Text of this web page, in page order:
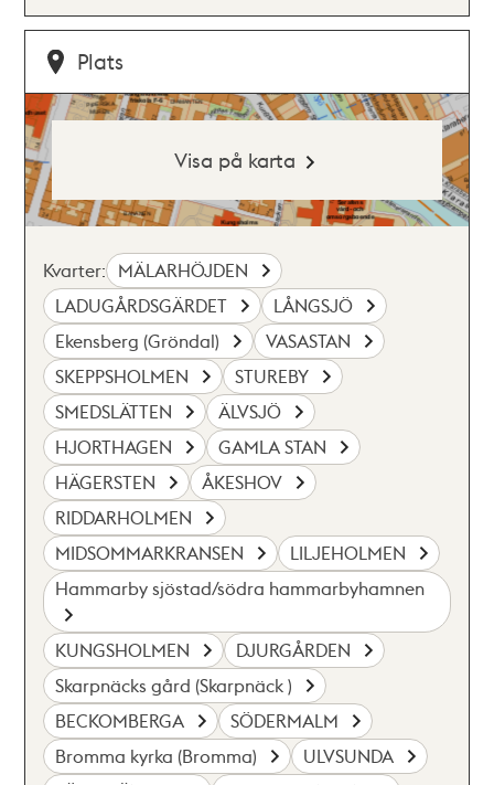
Plats
Visa på karta
Kvarter: MÄLARHÖJDEN
LADUGÅRDSGÄRDET
LÅNGSJÖ
Ekensberg (Gröndal)
VASASTAN
SKEPPSHOLMEN
STUREBY
SMEDSLÄTTEN
ÄLVSJÖ
HJORTHAGEN
GAMLA STAN
HÄGERSTEN
ÅKESHOV
RIDDARHOLMEN
MIDSOMMARKRANSEN
LILJEHOLMEN
Hammarby sjöstad/södra hammarbyhamnen
KUNGSHOLMEN
DJURGÅRDEN
Skarpnäcks gård (Skarpnäck )
BECKOMBERGA
SÖDERMALM
Bromma kyrka (Bromma)
ULVSUNDA